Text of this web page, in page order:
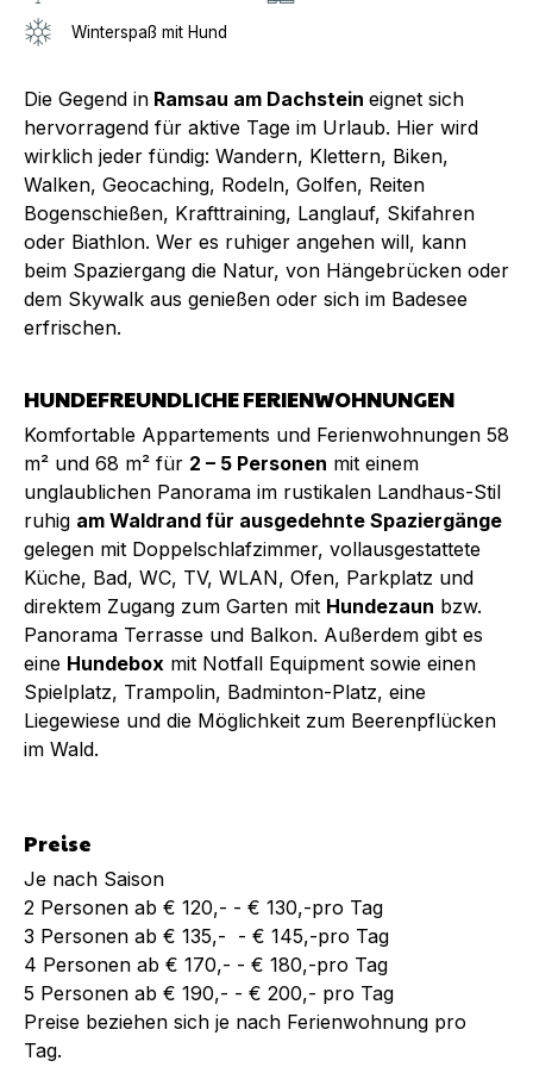
Winterspaß mit Hund
Die Gegend in Ramsau am Dachstein eignet sich
hervorragend für aktive Tage im Urlaub. Hier wird
wirklich jeder fündig: Wandern, Klettern, Biken,
Walken, Geocaching, Rodeln, Golfen, Reiten
Bogenschießen, Krafttraining, Langlauf, Skifahren
oder Biathlon. Wer es ruhiger angehen will, kann
beim Spaziergang die Natur, von Hängebrücken oder
dem Skywalk aus genießen oder sich im Badesee
erfrischen.
HUNDEFREUNDLICHE FERIENWOHNUNGEN
Komfortable Appartements und Ferienwohnungen 58
m² und 68 m² für 2 – 5 Personen mit einem
unglaublichen Panorama im rustikalen Landhaus-Stil
ruhig am Waldrand für ausgedehnte Spaziergänge
gelegen mit Doppelschlafzimmer, vollausgestattete
Küche, Bad, WC, TV, WLAN, Ofen, Parkplatz und
direktem Zugang zum Garten mit Hundezaun bzw.
Panorama Terrasse und Balkon. Außerdem gibt es
eine Hundebox mit Notfall Equipment sowie einen
Spielplatz, Trampolin, Badminton-Platz, eine
Liegewiese und die Möglichkeit zum Beerenpflücken
im Wald.
Preise
Je nach Saison
2 Personen ab € 120,- - € 130,-pro Tag
3 Personen ab € 135,- - € 145,-pro Tag
4 Personen ab € 170,- - € 180,-pro Tag
5 Personen ab € 190,- - € 200,- pro Tag
Preise beziehen sich je nach Ferienwohnung pro
Tag.